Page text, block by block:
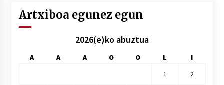
Artxiboa egunez egun
2026(e)ko abuztua
A A A O O L
I
1
2